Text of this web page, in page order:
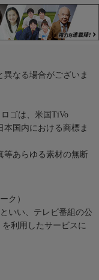
なる場合がございま
ゴは、米国TiVo
本国内における商標ま
等あらゆる素材の無断
ク）
いい、テレビ番組の公
利用したサービスに